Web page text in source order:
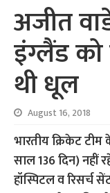
अजीत
इंग्लैंड
थी धूल
August 16, 2018
भारतीय क्रिकेट
साल 136 दिन) नहीं
हॉस्पिटल व रिसर्च